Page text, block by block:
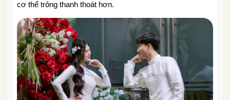
cơ thể trông thanh thoát hơn.